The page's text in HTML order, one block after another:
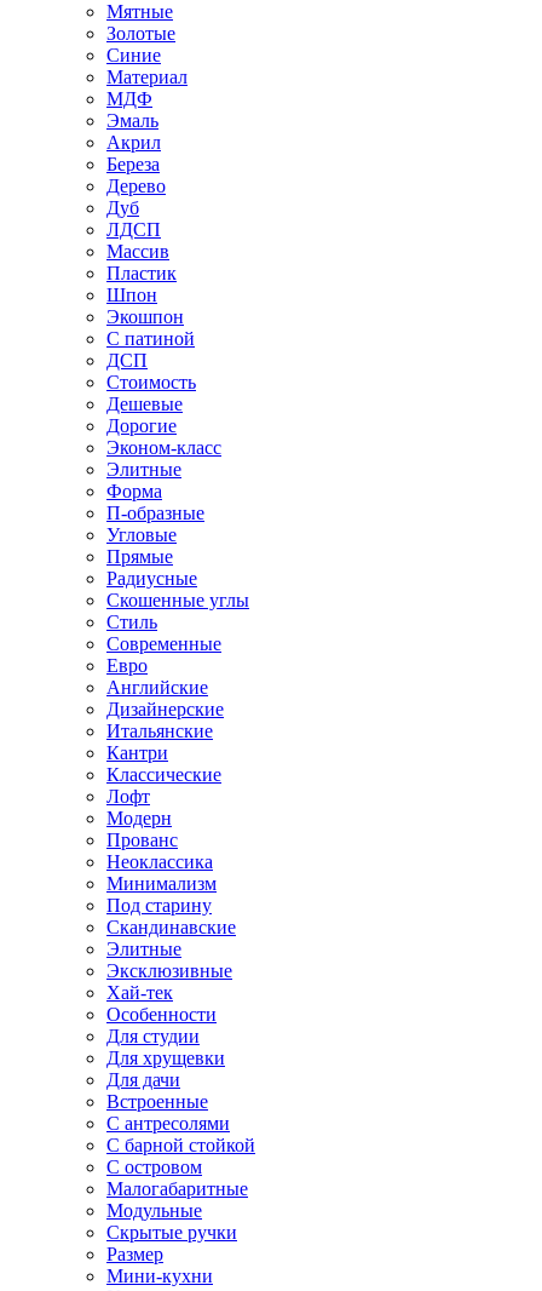
Мятные
Золотые
Синие
Материал
МДФ
Эмаль
Акрил
Береза
Дерево
Дуб
ЛДСП
Массив
Пластик
Шпон
Экошпон
С патиной
ДСП
Стоимость
Дешевые
Дорогие
Эконом-класс
Элитные
Форма
П-образные
Угловые
Прямые
Радиусные
Скошенные углы
Стиль
Современные
Евро
Английские
Дизайнерские
Итальянские
Кантри
Классические
Лофт
Модерн
Прованс
Неоклассика
Минимализм
Под старину
Скандинавские
Элитные
Эксклюзивные
Хай-тек
Особенности
Для студии
Для хрущевки
Для дачи
Встроенные
С антресолями
С барной стойкой
С островом
Малогабаритные
Модульные
Скрытые ручки
Размер
Мини-кухни